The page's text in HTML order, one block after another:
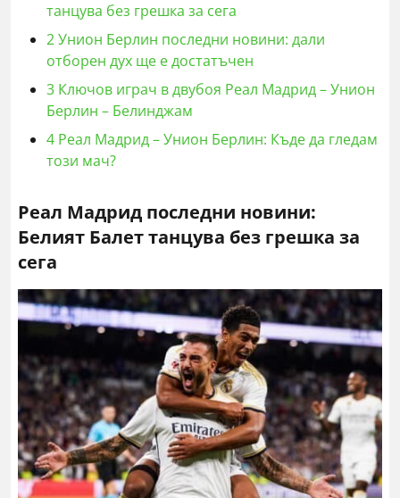
танцува без грешка за сега
2Унион Берлин последни новини: дали
отборен дух ще е достатъчен
3 Ключов играч в двубоя Реал Мадрид – Унион
Берлин – Белинджам
4 Реал Мадрид – Унион Берлин: Къде да гледам
този мач?
Реал Мадрид последни новини:
Белият Балет танцува без грешка за
сега